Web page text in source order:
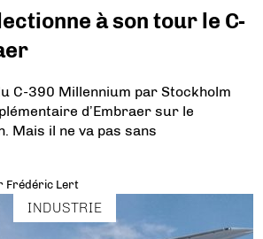
à son tour le C-
C-390 Millennium par Stockholm
d’Embraer sur le
Mais il ne va pas sans
Frédéric Lert
INDUSTRIE